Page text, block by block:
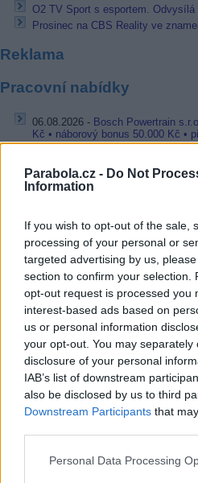
Parabola.cz - Do Not
Information
If you wish to opt-out of the sale,
processing of your personal or
targeted advertising by us,
section to confirm your selection.
opt-out request is processed you
interest-based ads based on
us or personal information
your opt-out. You may
disclosure of your personal
IAB’s list of downstream
also be disclosed by us to third
Downstream Participants that
Personal Data Processing
O2 TV Sport s esportem. Odvysílá
Prosinec na CBS Reality ve
Reklama
Pracovní nabídky
06.08.2026 - Bosch Powertrain
Kč • náborový bonus 50.000 Kč •
Jihlava)
Bosch Powertrain
týdenní zálohy na mzdu 2.000 Kč
06.08.2026 -
příspěvek na ubytování (Jihlava,
06.08.2026 - Bosch Powertrain
náborový bonus 100.000 Kč •
... další nabídky zaměstnání